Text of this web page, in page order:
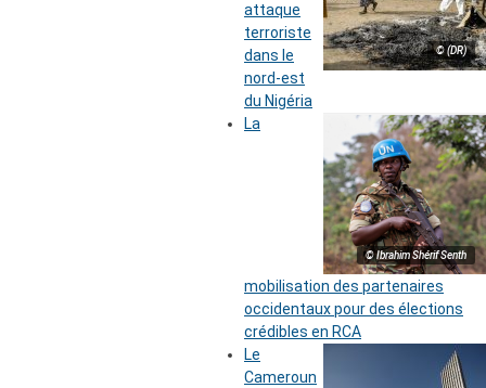
© (DR)
attaque
terroriste
dans le
nord-est
du Nigéria
© Ibrahim Shérif Senth
La
mobilisation des partenaires
occidentaux pour des élections
crédibles en RCA
Le
Cameroun